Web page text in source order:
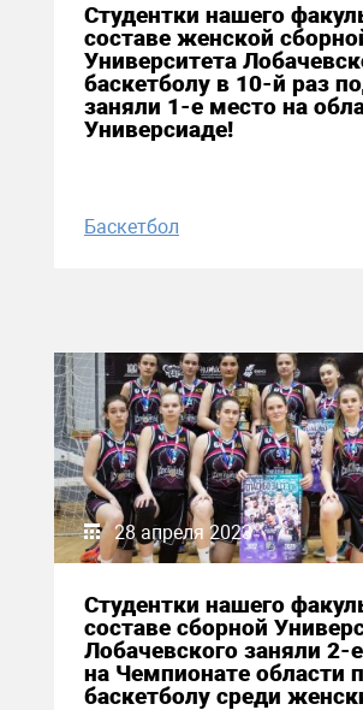
Студентки нашего
составе женской
Университета
баскетболу в 10-й раз
заняли 1-е место на
Универсиаде!
Баскетбол
28 апреля 2023
Студентки нашего
составе сборной
Лобачевского заняли 2-
на Чемпионате области
баскетболу среди